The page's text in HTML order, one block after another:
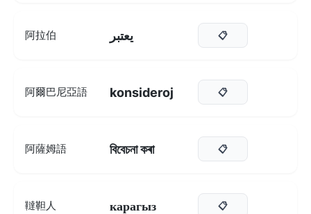
阿拉伯 يعتبر 📋
阿爾巴尼亞語 konsideroj 📋
阿薩姆語 বিবেচনা কৰা 📋
韃靼人 карагыз 📋